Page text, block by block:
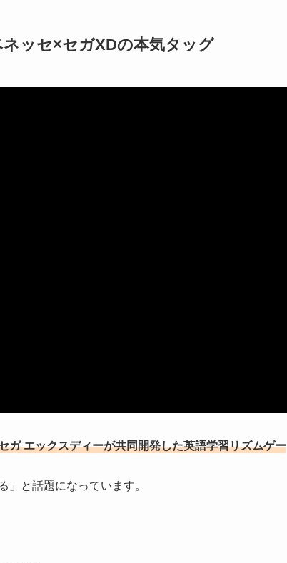
ッセ×セガXDの本気タッグ
エックスディーが共同開発した英語学習リズムゲー
」と話題になっています。